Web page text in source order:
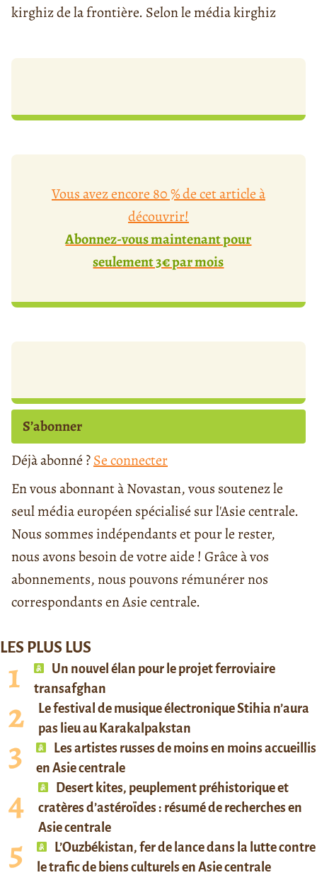
kirghiz de la frontière. Selon le média kirghiz
Vous avez encore 80 % de cet article à
découvrir!
Abonnez-vous maintenant pour
seulement 3€ par mois
S’abonner
Déjà abonné ?Se connecter
En vous abonnant à Novastan, vous soutenez le
seul média européen spécialisé sur l'Asie centrale.
Nous sommes indépendants et pour le rester,
nous avons besoin de votre aide ! Grâce à vos
abonnements, nous pouvons rémunérer nos
correspondants en Asie centrale.
LES PLUS LUS
Un nouvel élan pour le projet ferroviaire
transafghan
Le festival de musique électronique Stihia n’aura
pas lieu au Karakalpakstan
Les artistes russes de moins en moins accueillis
en Asie centrale
Desert kites, peuplement préhistorique et
cratères d’astéroïdes : résumé de recherches en
Asie centrale
L’Ouzbékistan, fer de lance dans la lutte contre
le trafic de biens culturels en Asie centrale